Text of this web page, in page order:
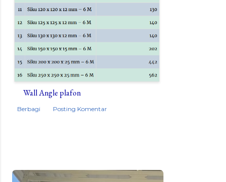
Wall Angle plafon
Berbagi Posting Komentar